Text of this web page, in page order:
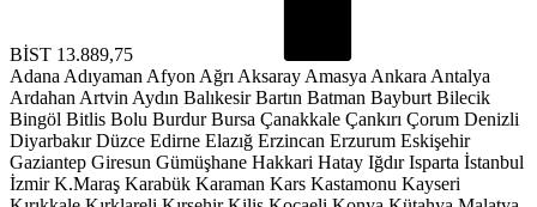
BİST 13.889,75
Adana Adıyaman Afyon Ağrı Aksaray Amasya Ankara Antalya
Ardahan Artvin Aydın Balıkesir Bartın Batman Bayburt Bilecik
Bingöl Bitlis Bolu Burdur Bursa Çanakkale Çankırı Çorum Denizli
Diyarbakır Düzce Edirne Elazığ Erzincan Erzurum Eskişehir
Gaziantep Giresun Gümüşhane Hakkari Hatay Iğdır Isparta İstanbul
İzmir K.Maraş Karabük Karaman Kars Kastamonu Kayseri